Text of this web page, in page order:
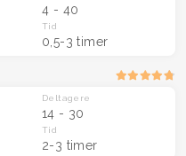
4 - 40
Tid
0,5-3 timer
Deltagere
14 - 30
Tid
2-3 timer